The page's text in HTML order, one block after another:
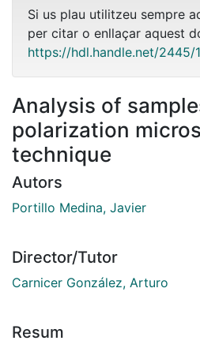
Si us plau utilitzeu sempre
per citar o enllaçar aquest
https://hdl.handle.net/2445/
Analysis of
polarization
technique
Autors
Portillo Medina, Javier
Director/Tutor
Carnicer González, Arturo
Resum